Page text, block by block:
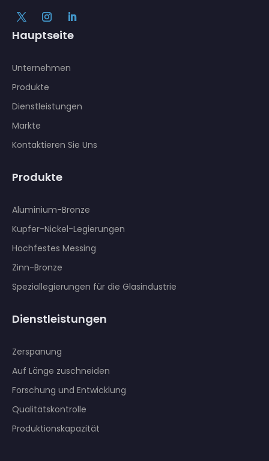
Hauptseite
Unternehmen
Produkte
Dienstleistungen
Markte
Kontaktieren Sie Uns
Produkte
Aluminium-Bronze
Kupfer-Nickel-Legierungen
Hochfestes Messing
Zinn-Bronze
Speziallegierungen für die Glasindustrie
Dienstleistungen
Zerspanung
Auf Länge zuschneiden
Forschung und Entwicklung
Qualitätskontrolle
Produktionskapazität